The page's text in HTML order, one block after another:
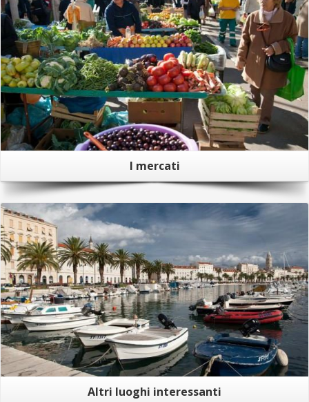
I mercati
Altri luoghi interessanti